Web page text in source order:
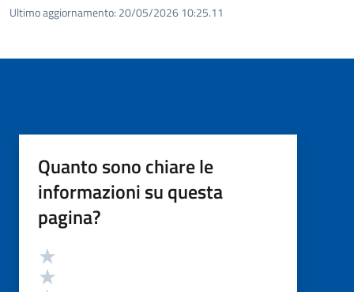
Ultimo aggiornamento: 20/05/2026 10:25.11
Quanto sono chiare le
informazioni su questa
pagina?
Valutazione